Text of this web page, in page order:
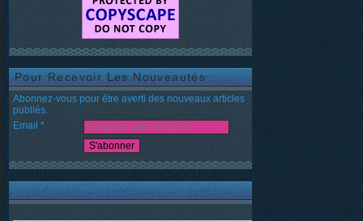
Pour Recevoir Les Nouveautés
Abonnez-vous pour être averti des nouveaux articles
publiés.
Email